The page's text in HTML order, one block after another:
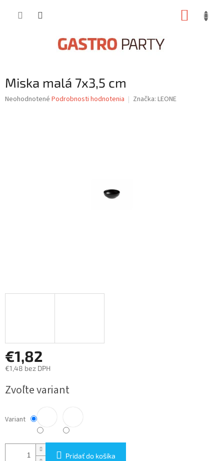
Miska malá 7x3,5 cm
Priemerné
Neohodnotené Podrobnosti hodnotenia Značka: LEONE
€1,82
€1,48 bez DPH
cena:
Zvoľte variant
Variant
Pridať do košíka